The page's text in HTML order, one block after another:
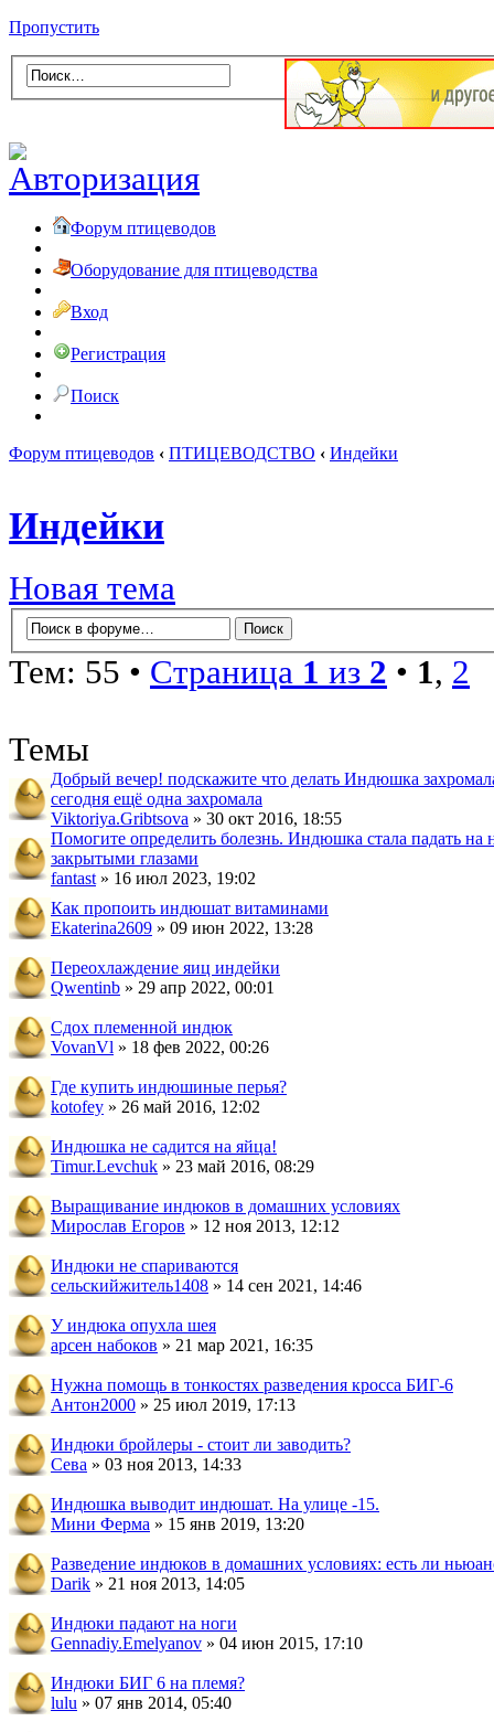
Пропустить
Форум птицеводов
Оборудование для птицеводства
Вход
Регистрация
Поиск
Форум птицеводов ‹ ПТИЦЕВОДСТВО ‹ Индейки
Индейки
Новая тема
Тем: 55 • Страница 1 из 2 • 1, 2
Темы
Добрый вечер! подскажите что делать Индюшка
сегодня ещё одна захромала
Viktoriya.Gribtsova » 30 окт 2016, 18:55
Помогите определить болезнь. Индюшка стала падать на
закрытыми глазами
fantast » 16 июл 2023, 19:02
Как пропоить индюшат витаминами
Ekaterina2609 » 09 июн 2022, 13:28
Переохлаждение яиц индейки
Qwentinb » 29 апр 2022, 00:01
Сдох племенной индюк
VovanVl » 18 фев 2022, 00:26
Где купить индюшиные перья?
kotofey » 26 май 2016, 12:02
Индюшка не садится на яйца!
Timur.Levchuk » 23 май 2016, 08:29
Выращивание индюков в домашних условиях
Мирослав Егоров » 12 ноя 2013, 12:12
Индюки не спариваются
сельскийжитель1408 » 14 сен 2021, 14:46
У индюка опухла шея
арсен набоков » 21 мар 2021, 16:35
Нужна помощь в тонкостях разведения кросса БИГ-6
Антон2000 » 25 июл 2019, 17:13
Индюки бройлеры - стоит ли заводить?
Сева » 03 ноя 2013, 14:33
Индюшка выводит индюшат. На улице -15.
Мини Ферма » 15 янв 2019, 13:20
Разведение индюков в домашних условиях: есть ли
Darik » 21 ноя 2013, 14:05
Индюки падают на ноги
Gennadiy.Emelyanov » 04 июн 2015, 17:10
Индюки БИГ 6 на племя?
lulu » 07 янв 2014, 05:40